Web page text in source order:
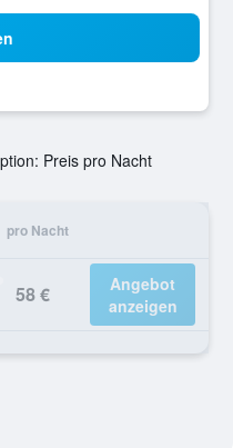
Preis pro Nacht
pro Nacht
58 €
Angebot
anzeigen